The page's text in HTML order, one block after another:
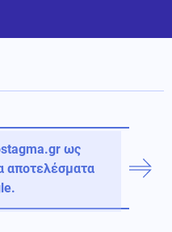
ως
αποτελέσματα